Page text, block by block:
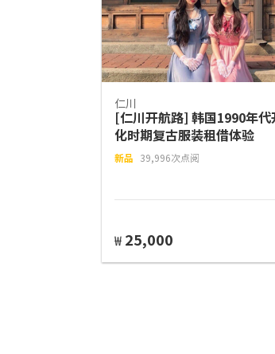
仁川
[仁川开航路] 韩国1990年代
化时期复古服装租借体验
新品 39,996次点阅
₩ 25,000